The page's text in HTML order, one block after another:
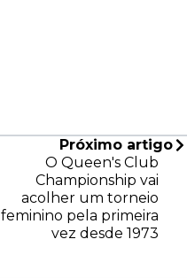
Próximo artigo
O Queen's Club
Championship vai
acolher um torneio
feminino pela primeira
vez desde 1973